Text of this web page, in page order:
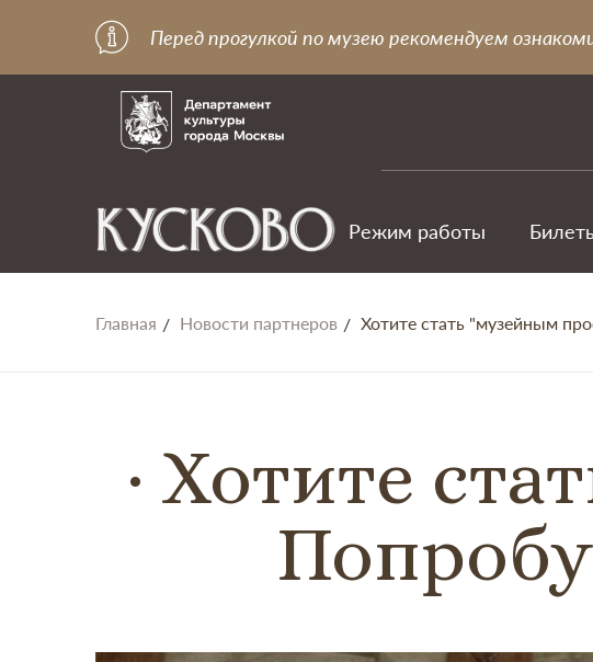
Перед прогулкой по музею рекомендуем
Режим работы
Главная Новости партнеров Хотите стать "музейным
Хотите